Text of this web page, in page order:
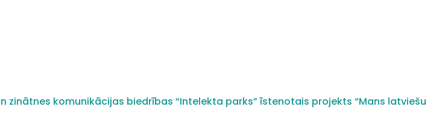
zinātnes komunikācijas biedrības “Intelekta parks” īstenotais projekts “Mans latviešu